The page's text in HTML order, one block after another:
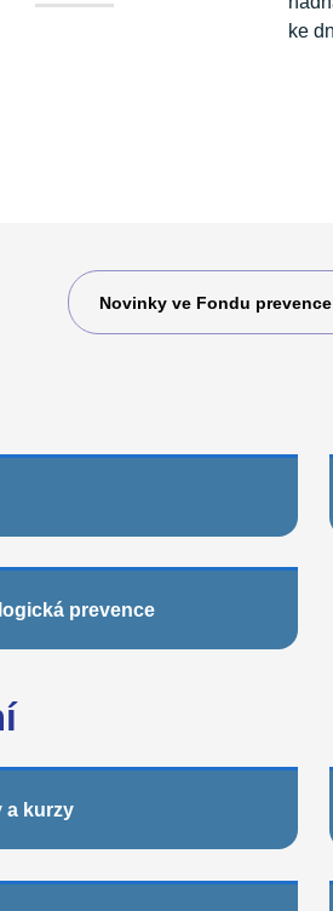
Novinky ve Fondu prevence
prevence
a kurzy